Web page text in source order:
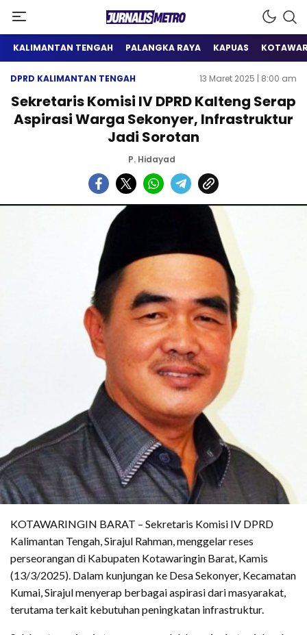
Jurnalis Metro
Satu Wadah Informasi
KALIMANTAN TENGAH PALANGKA RAYA KAPUAS
DPRD KALIMANTAN TENGAH 13 Maret 2025 | 8:00 am
Sekretaris Komisi IV DPRD Kalteng Serap
Aspirasi Warga Sekonyer, Infrastruktur
Jadi Sorotan
P. Hidayad
KOTAWARINGIN BARAT – Sekretaris Komisi IV DPRD
Kalimantan Tengah, Sirajul Rahman, menggelar reses
perseorangan di Kabupaten Kotawaringin Barat, Kamis
(13/3/2025). Dalam kunjungan ke Desa Sekonyer, Kecamatan
Kumai, Sirajul menyerap berbagai aspirasi dari masyarakat,
terutama terkait kebutuhan peningkatan infrastruktur.